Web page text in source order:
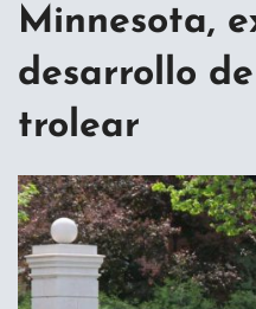
Minnesota,
desarrollo
trolear